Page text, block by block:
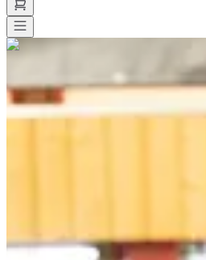
Toutes les courses
Trail de l'Abbaye
Date à confirmer
Partager